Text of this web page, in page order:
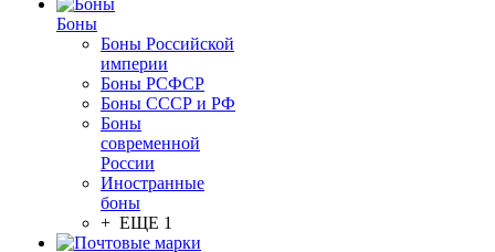
Боны
Боны Российской
империи
Боны РСФСР
Боны СССР и РФ
Боны
современной
России
Иностранные
боны
+ ЕЩЕ 1